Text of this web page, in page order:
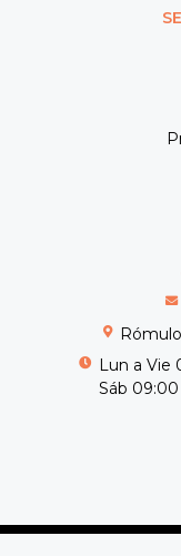
Lun a Vie
Sáb 09:00